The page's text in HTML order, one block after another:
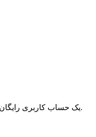
یک حساب کاربری رایگان برای ذخیره آیتم‌های محبوب ایجاد کنید.